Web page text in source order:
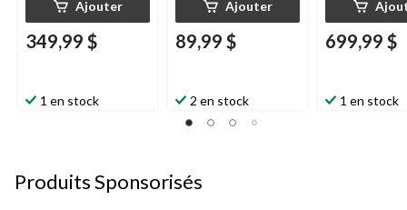
Ajouter
349,99 $
1 en stock
Ajouter
89,99 $
2 en stock
699,99 $
1 en stock
Produits Sponsorisés